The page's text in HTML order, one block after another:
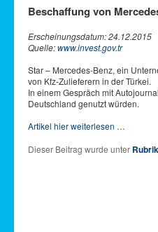
Beschaffung von
Erscheinungsdatum: 24.12.2015
Quelle:www.invest.gov.tr
Star – Mercedes-Benz, ein
von Kfz-Zulieferern in der Türkei.
In einem Gespräch mit
Deutschland genutzt würden.
Artikel hier weiterlesen …
Dieser Beitrag wurde unter